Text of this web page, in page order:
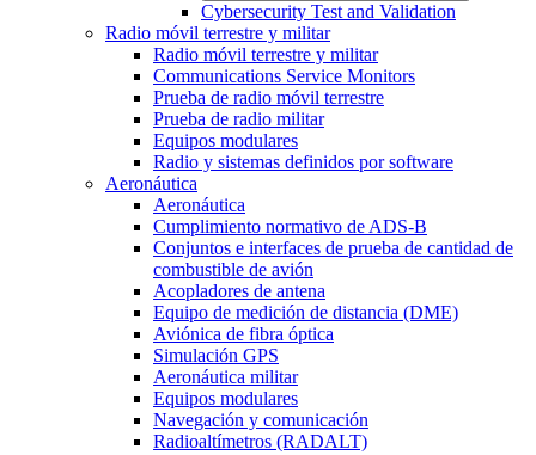
Cybersecurity Test and Validation
Radio móvil terrestre y militar
Radio móvil terrestre y militar
Communications Service Monitors
Prueba de radio móvil terrestre
Prueba de radio militar
Equipos modulares
Radio y sistemas definidos por software
Aeronáutica
Aeronáutica
Cumplimiento normativo de ADS-B
Conjuntos e interfaces de prueba de cantidad de
combustible de avión
Acopladores de antena
Equipo de medición de distancia (DME)
Aviónica de fibra óptica
Simulación GPS
Aeronáutica militar
Equipos modulares
Navegación y comunicación
Radioaltímetros (RADALT)